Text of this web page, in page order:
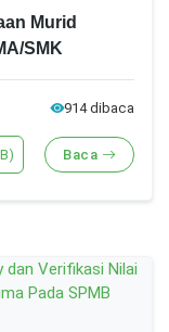
Murid
SMK
914 dibaca
Baca